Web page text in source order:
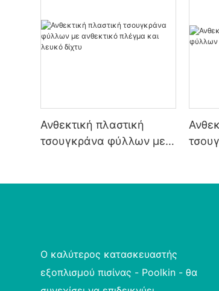
Ανθεκτική πλαστική
τσουγκράνα φύλλων με
Ο καλύτερος κατασκευαστής
εξοπλισμού πισίνας - Poolkin - θα